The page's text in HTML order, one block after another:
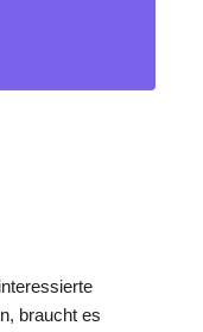
braucht es